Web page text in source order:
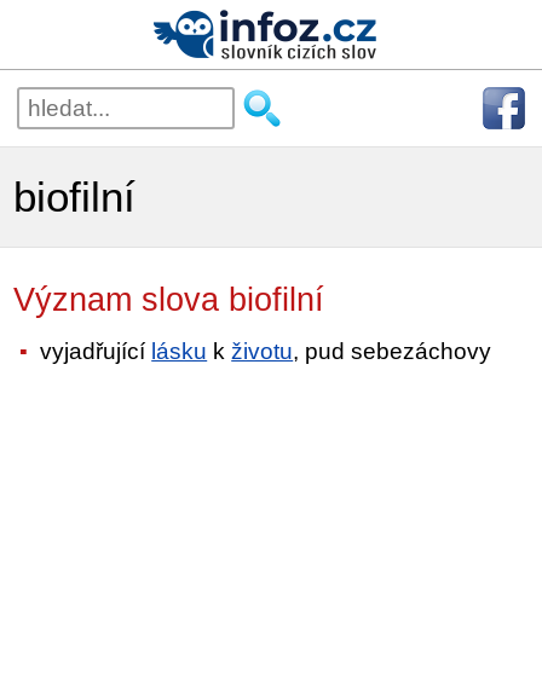
biofilní
Význam slova biofilní
vyjadřující lásku kživotu, pud sebezáchovy